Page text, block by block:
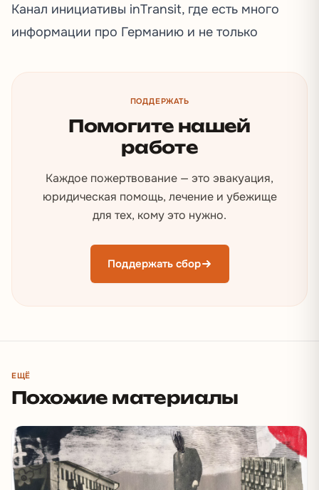
Канал инициативы inTransit, где есть много
информации про Германию и не только
ПОДДЕРЖАТЬ
Помогите нашей
работе
Каждое пожертвование — это эвакуация,
юридическая помощь, лечение и убежище
для тех, кому это нужно.
Поддержать сбор
ЕЩЁ
Похожие материалы